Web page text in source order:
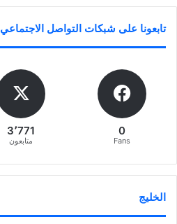
تابعونا على شبكات التواصل الاجتماعي
0
Fans
3٬771
متابعون
الخليج